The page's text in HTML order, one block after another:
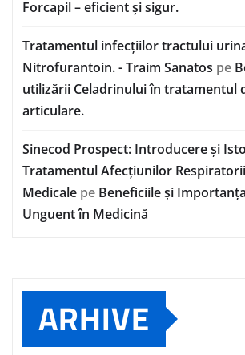
Forcapil – eficient și sigur.
Tratamentul infecțiilor tractului
Nitrofurantoin. - Traim Sanatos pe
utilizării Celadrinului în tratamentul
articulare.
Sinecod Prospect: Introducere și
Tratamentul Afecțiunilor
Medicale pe Beneficiile și
Unguent în Medicină
ARHIVE